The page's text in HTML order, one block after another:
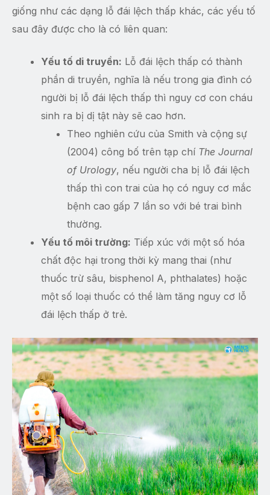
giống như các dạng lỗ đái lệch thấp khác, các yếu tố
sau đây được cho là có liên quan:
Yếu tố di truyền: Lỗ đái lệch thấp có thành
phần di truyền, nghĩa là nếu trong gia đình có
người bị lỗ đái lệch thấp thì nguy cơ con cháu
sinh ra bị dị tật này sẽ cao hơn.
Theo nghiên cứu của Smith và cộng sự
(2004) công bố trên tạp chí The Journal
of Urology, nếu người cha bị lỗ đái lệch
thấp thì con trai của họ có nguy cơ mắc
bệnh cao gấp 7 lần so với bé trai bình
thường.
Yếu tố môi trường: Tiếp xúc với một số hóa
chất độc hại trong thời kỳ mang thai (như
thuốc trừ sâu, bisphenol A, phthalates) hoặc
một số loại thuốc có thể làm tăng nguy cơ lỗ
đái lệch thấp ở trẻ.